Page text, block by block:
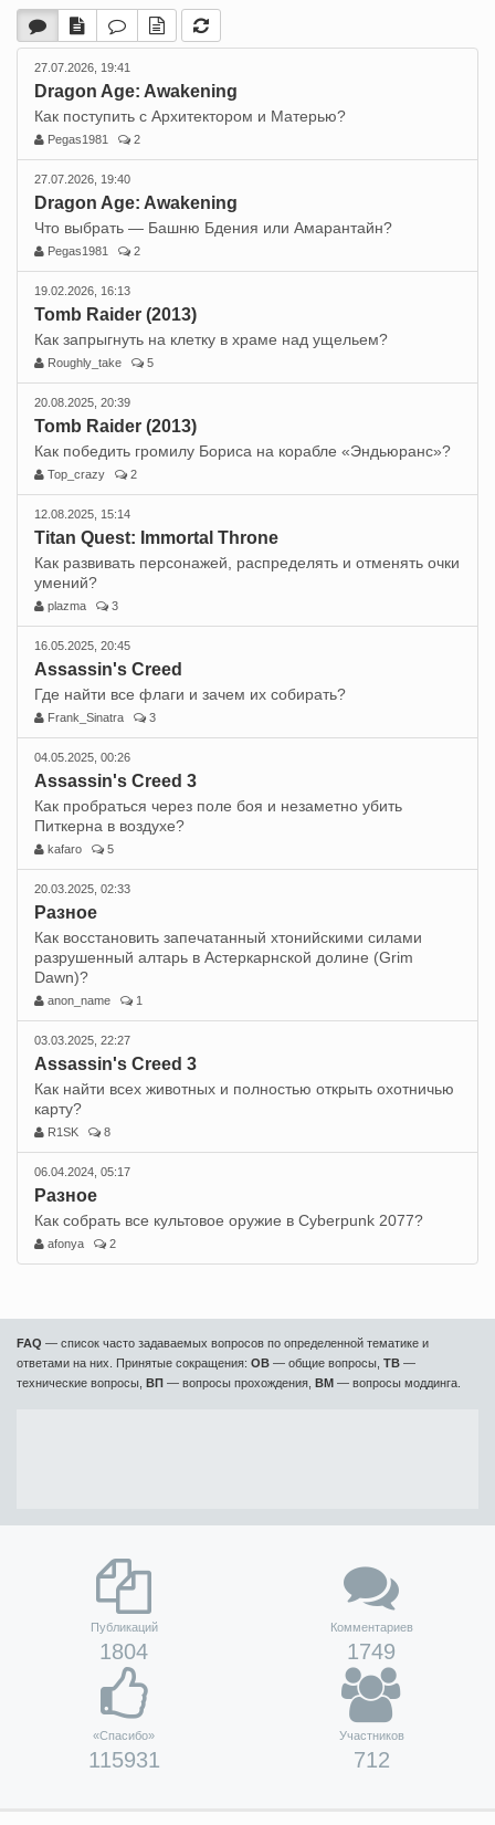
27.07.2026, 19:41
Dragon Age: Awakening
Как поступить с Архитектором и Матерью?
Pegas1981 2
27.07.2026, 19:40
Dragon Age: Awakening
Что выбрать — Башню Бдения или Амарантайн?
Pegas1981 2
19.02.2026, 16:13
Tomb Raider (2013)
Как запрыгнуть на клетку в храме над ущельем?
Roughly_take 5
20.08.2025, 20:39
Tomb Raider (2013)
Как победить громилу Бориса на корабле «Эндьюранс»?
Top_crazy 2
12.08.2025, 15:14
Titan Quest: Immortal Throne
Как развивать персонажей, распределять и отменять очки
умений?
plazma 3
16.05.2025, 20:45
Assassin's Creed
Где найти все флаги и зачем их собирать?
Frank_Sinatra 3
04.05.2025, 00:26
Assassin's Creed 3
Как пробраться через поле боя и незаметно убить
Питкерна в воздухе?
kafaro 5
20.03.2025, 02:33
Разное
Как восстановить запечатанный хтонийскими силами
разрушенный алтарь в Астеркарнской долине (Grim
Dawn)?
anon_name 1
03.03.2025, 22:27
Assassin's Creed 3
Как найти всех животных и полностью открыть охотничью
карту?
R1SK 8
06.04.2024, 05:17
Разное
Как собрать все культовое оружие в Cyberpunk 2077?
afonya 2
FAQ — список часто задаваемых вопросов по определенной тематике и
ответами на них. Принятые сокращения: ОВ — общие вопросы, ТВ —
технические вопросы, ВП — вопросы прохождения, ВМ — вопросы моддинга.
Публикаций
1804
Комментариев
1749
«Спасибо»
115931
Участников
712